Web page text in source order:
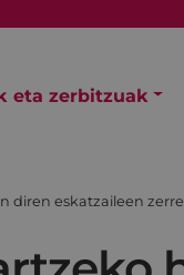
eta zerbitzuak
diren eskatzaileen